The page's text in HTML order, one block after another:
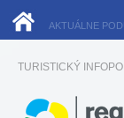
AKTUÁLNE
TURISTICKÝ